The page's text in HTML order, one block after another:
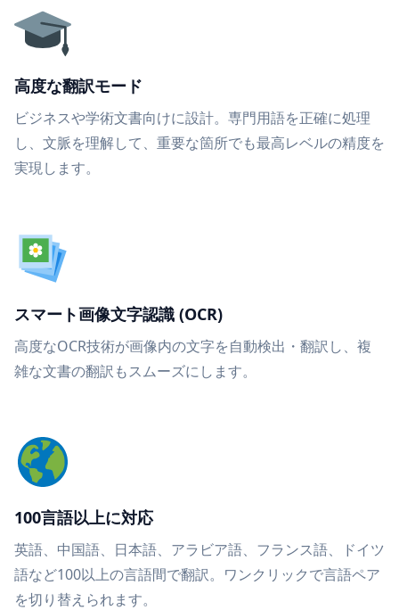
高度な翻訳モード
ビジネスや学術文書向けに設計。専門用語を正確に処理
し、文脈を理解して、重要な箇所でも最高レベルの精度を
実現します。
スマート画像文字認識 (OCR)
高度なOCR技術が画像内の文字を自動検出・翻訳し、複
雑な文書の翻訳もスムーズにします。
100言語以上に対応
英語、中国語、日本語、アラビア語、フランス語、ドイツ
語など100以上の言語間で翻訳。ワンクリックで言語ペア
を切り替えられます。